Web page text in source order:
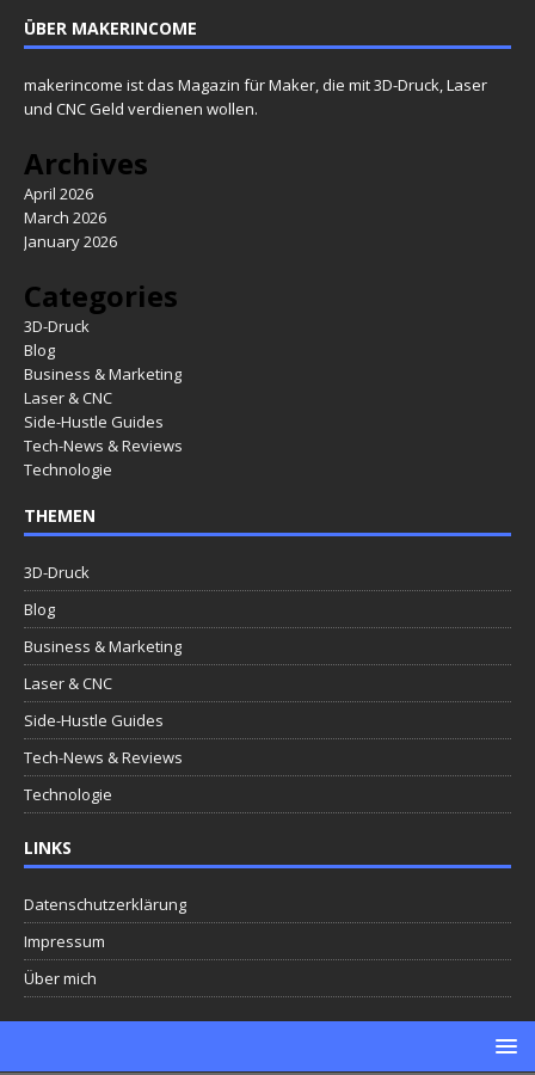
ÜBER MAKERINCOME
makerincome ist das Magazin für Maker, die mit 3D-Druck, Laser
und CNC Geld verdienen wollen.
Archives
April 2026
March 2026
January 2026
Categories
3D-Druck
Blog
Business & Marketing
Laser & CNC
Side-Hustle Guides
Tech-News & Reviews
Technologie
THEMEN
3D-Druck
Blog
Business & Marketing
Laser & CNC
Side-Hustle Guides
Tech-News & Reviews
Technologie
LINKS
Datenschutzerklärung
Impressum
Über mich